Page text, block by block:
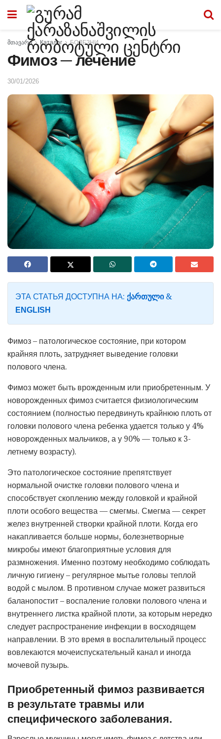
მთავარი Каталог БОЛЕЗНИ
Фимоз ─ лечение
30/01/2026
ЭТА СТАТЬЯ ДОСТУПНА НА: ᲥᲐᲠᲗᲣᲚᲘ&
ENGLISH
Фимоз – патологическое состояние, при котором
крайняя плоть, затрудняет выведение головки
полового члена.
Фимоз может быть врожденным или приобретенным. У
новорожденных фимоз считается физиологическим
состоянием (полностью передвинуть крайнюю плоть от
головки полового члена ребенка удается только у 4%
новорожденных мальчиков, а у 90% — только к 3-
летнему возрасту).
Это патологическое состояние препятствует
нормальной очистке головки полового члена и
способствует скоплению между головкой и крайной
плоти особого вещества — смегмы. Смегма — секрет
желез внутренней створки крайной плоти. Когда его
накапливается больше нормы, болезнетворные
микробы имеют благоприятные условия для
размножения. Именно поэтому необходимо соблюдать
личную гигиену – регулярное мытье головы теплой
водой с мылом. В противном случае может развиться
баланопостит – воспаление головки полового члена и
внутреннего листка крайной плоти, за которым нередко
следует распространение инфекции в восходящем
направлении. В это время в воспалительный процесс
вовлекаются мочеиспускательный канал и иногда
мочевой пузырь.
Приобретенный фимоз развивается
в результате травмы или
специфического заболевания.